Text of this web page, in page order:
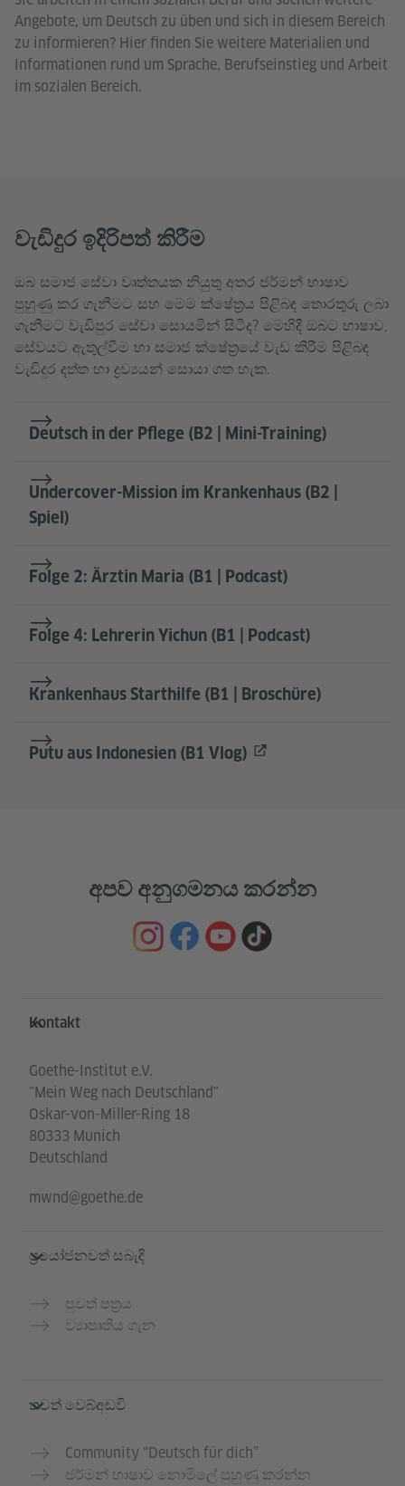
Angebote, um Deutsch zu üben und sich in diesem Bereich
zu informieren? Hier finden Sie weitere Materialien und
Informationen rund um Sprache, Berufseinstieg und Arbeit
im sozialen Bereich.
වැඩිදුර ඉදිරිපත් කිරීම
ඔබ සමාජ සේවා වෘත්තයක නියුතු අතර ජර්මන් භාෂාව
පුහුණු කර ගැනීමට සහ මෙම ක්ෂේත්‍රය පිළිබඳ තොරතුරු ලබා
ගැනීමට වැඩිපුර සේවා සොයමින් සිටීද? මෙහිදී ඔබට භාෂාව,
සේවයට ඇතුල්වීම හා සමාජ ක්ෂේත්‍රයේ වැඩ කිරීම පිළිබඳ
වැඩිදුර දත්ත හා ද්‍රව්‍යයන් සොයා ගත හැක.
Deutsch in der Pflege (B2 | Mini-Training)
Undercover-Mission im Krankenhaus (B2 |
Spiel)
Folge 2: Ärztin Maria (B1 | Podcast)
Folge 4: Lehrerin Yichun (B1 | Podcast)
Krankenhaus Starthilfe (B1 | Broschüre)
Putu aus Indonesien (B1 Vlog)
අපව අනුගමනය කරන්න
Service- und Informationsbereich
Kontakt
Goethe-Institut e.V.
"Mein Weg nach Deutschland"
Oskar-von-Miller-Ring 18
80333 Munich
Deutschland
mwnd@goethe.de
ප්‍රයෝජනවත් සබැඳි
පුවත් පත්‍රය
ව්‍යාපෘතිය ගැන
තවත් වෙබ්අඩවි
Community “Deutsch für dich”
ජර්මන් භාෂාව නොමිලේ පුහුණු කරන්න